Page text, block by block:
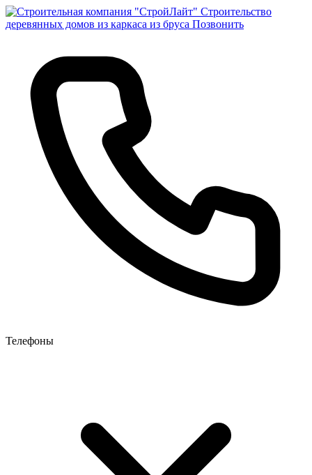
Строительство
деревянных домов из каркаса из бруса Позвонить
Телефоны